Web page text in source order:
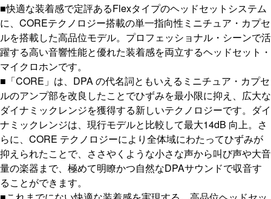
■快適な装着感で定評あるFlexタイプのヘッドセットシステム
に、COREテクノロジー搭載の単一指向性ミニチュア・カプセ
ルを搭載した高品位モデル。プロフェッショナル・シーンで活
躍する高い音響性能と優れた装着感を両立するヘッドセット・
マイクロホンです。
■「CORE」は、DPA の代名詞ともいえるミニチュア・カプセ
ルのアンプ部を改良したことでひずみを最小限に抑え、広大な
ダイナミックレンジを獲得する新しいテクノロジーです。ダイ
ナミックレンジは、現行モデルと比較して最大14dB 向上。さ
らに、CORE テクノロジーにより全体域にわたってひずみが
抑えられたことで、ささやくような小さな声から叫び声や大音
量の楽器まで、極めて明瞭かつ自然なDPAサウンドで収音す
ることができます。